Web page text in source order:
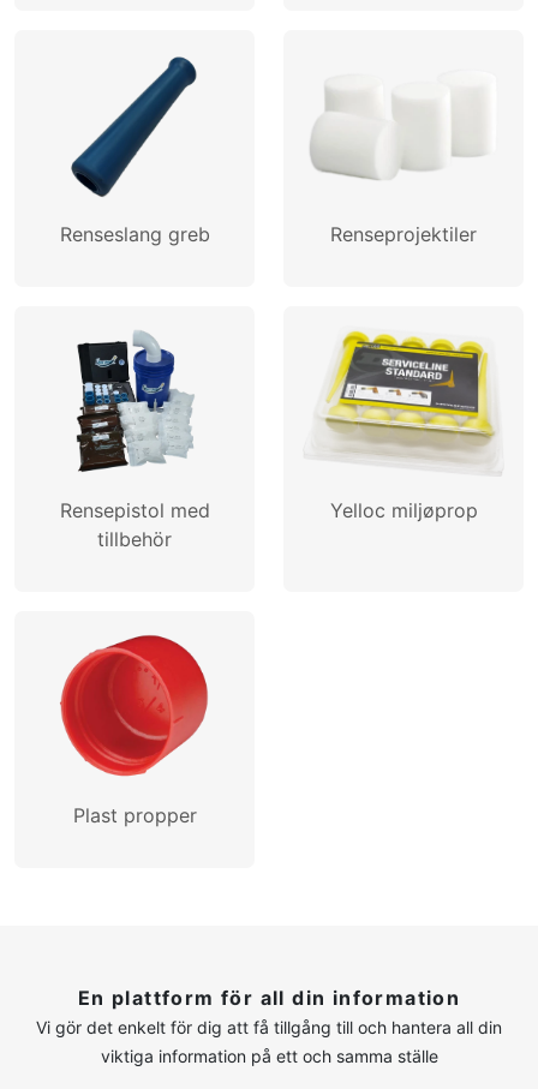
Renseslang greb Renseprojektiler
Rensepistol med
tillbehör
Yelloc miljøprop
Plast propper
En plattform för all din information
Vi gör det enkelt för dig att få tillgång till och hantera all din
viktiga information på ett och samma ställe